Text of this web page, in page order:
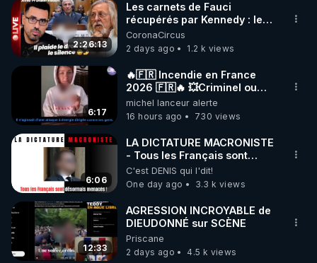
2:26:13
Les carnets de Fauci
récupérés par Kennedy : le
scandale que plus personne
ne peut cacher
CoronaCircus
2 days ago
1.2 k views
6:17
🔥🇫🇷 Incendie en France
2026 🇫🇷🔥 💥Criminel ou
coincidence naturelle?💥
@NostraDamoucho
michel lanceur alerte
16 hours ago
730 views
6:06
LA DICTATURE MACRONISTE
- Tous les Français sont
désormais menacés !
C'est DENIS qui l'dit!
One day ago
3.3 k views
12:33
AGRESSION INCROYABLE de
DIEUDONNÉ sur SCÈNE
Priscane
2 days ago
4.5 k views